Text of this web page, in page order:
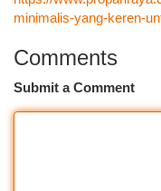
minimalis-yang-keren-
Comments
Submit a Comment